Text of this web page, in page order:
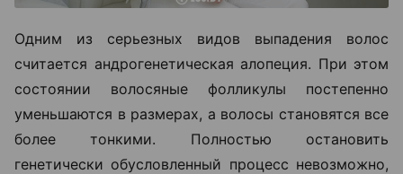
Одним из серьезных видов выпадения волос
считается андрогенетическая алопеция. При этом
состоянии волосяные фолликулы постепенно
уменьшаются в размерах, а волосы становятся все
более тонкими. Полностью остановить
генетически обусловленный процесс невозможно,